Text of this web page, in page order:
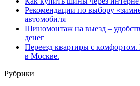
Рекомендации по выбору
автомобиля
Шиномонтаж на выезд –
денег
Переезд квартиры с комфортом.
в Москве.
Рубрики